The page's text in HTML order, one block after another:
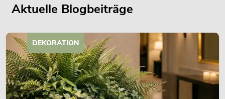
Aktuelle Blogbeiträge
DEKORATION